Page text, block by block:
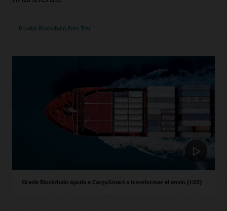
Prueba Blockchain Free Tier
Oracle Blockchain ayuda a CargoSmart a transformar el envío (1:03)